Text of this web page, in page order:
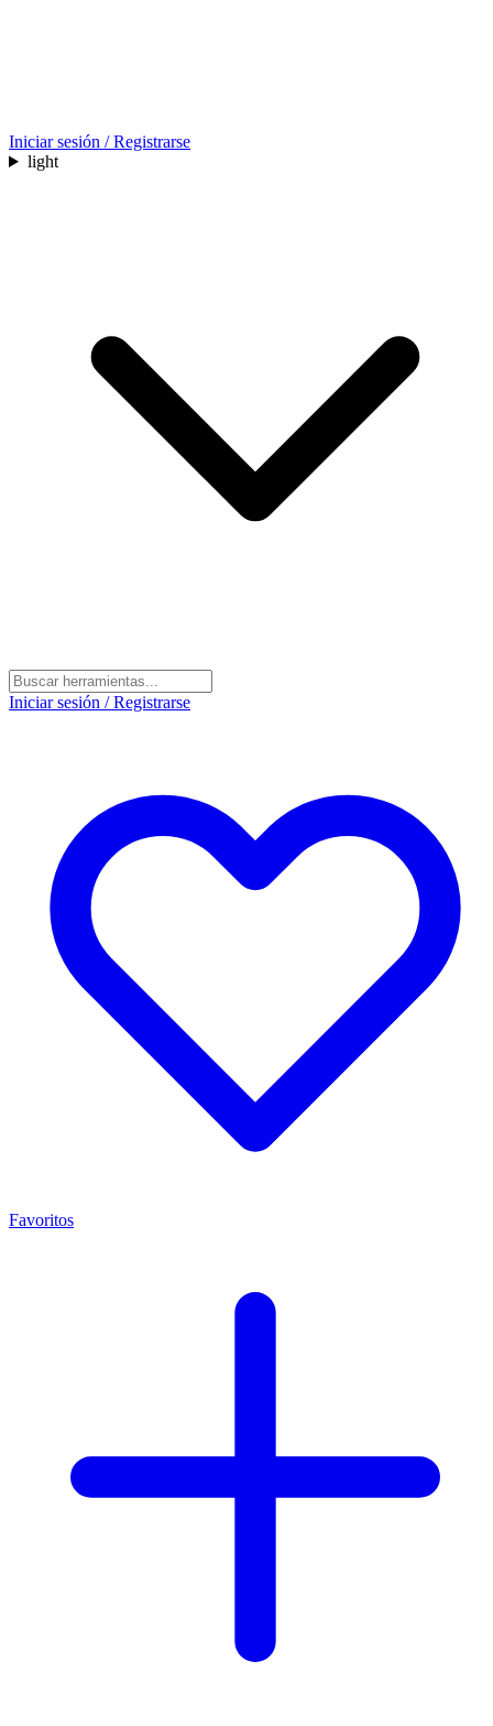
Iniciar sesión / Registrarse
light
Iniciar sesión / Registrarse
Favoritos